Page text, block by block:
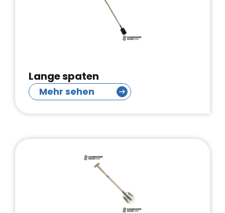
Lange spaten
Mehr sehen